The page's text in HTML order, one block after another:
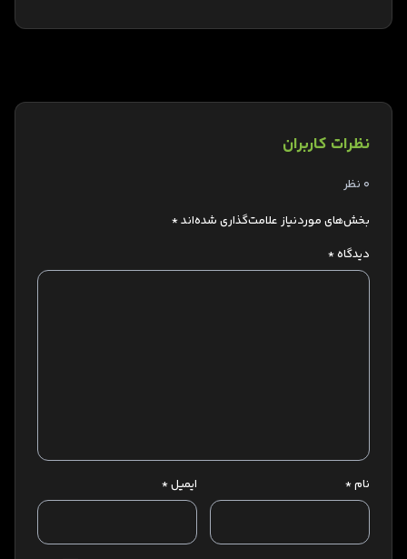
نظرات کاربران
0 نظر
بخش‌های موردنیاز علامت‌گذاری شده‌اند*
دیدگاه*
نام* ایمیل*